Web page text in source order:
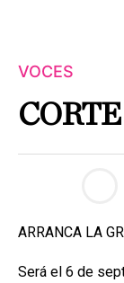
VOCES
ARRANCA LA
Será el 6 de